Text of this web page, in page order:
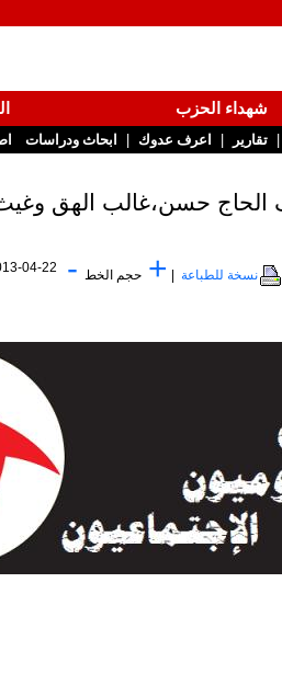
شهداء الحزب
| تقارير | اعرف عدوك | ابحاث ودراسات
نسخة للطباعة + حجم الخط -
04-22